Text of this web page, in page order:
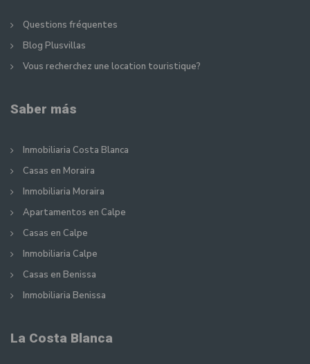
Questions fréquentes
Blog Plusvillas
Vous recherchez une location touristique?
Saber más
Inmobiliaria Costa Blanca
Casas en Moraira
Inmobiliaria Moraira
Apartamentos en Calpe
Casas en Calpe
Inmobiliaria Calpe
Casas en Benissa
Inmobiliaria Benissa
La Costa Blanca